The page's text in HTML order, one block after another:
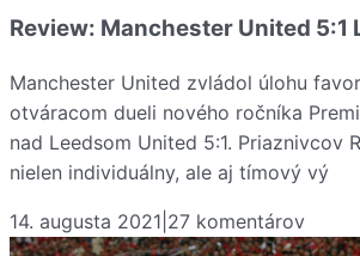
Review: Manchester United 5:1
Manchester United zvládol úlohu
otváracom dueli nového ročníka
nad Leedsom United 5:1. Priaznivcov
nielen individuálny, ale aj tímový vý
14. augusta 2021 27 komentárov